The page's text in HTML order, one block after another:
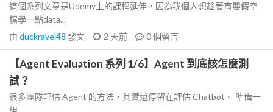
這個系列文章是Udemy上的課程延伸，因為我個人想趁著育嬰假空
檔學一點data...
由 duckravel48 發文 2 天前 0個留言
【Agent Evaluation 系列 1/6】Agent 到底該怎麼測
試？
很多團隊評估 Agent 的方法，其實還停留在評估 Chatbot。 準備一
組...